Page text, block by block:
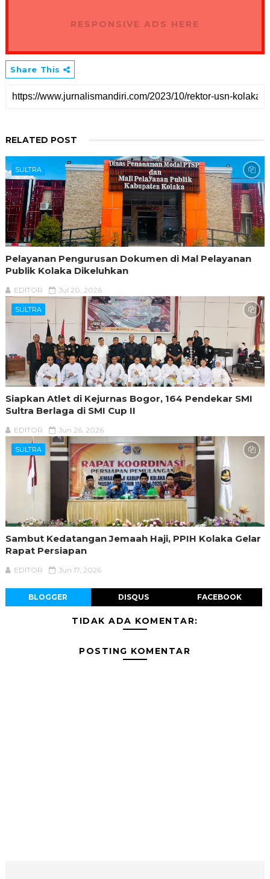
RESPONSIVE ADS HERE
Share This
RELATED POST
SULTRA
Pelayanan Pengurusan Dokumen di Mal Pelayanan
Publik Kolaka Dikeluhkan
EDITOR Jul 20, 2026
SULTRA
Siapkan Atlet di Kejurnas Bogor, 164 Pendekar SMI
Sultra Berlaga di SMI Cup II
EDITOR Jun 26, 2026
SULTRA
Sambut Kedatangan Jemaah Haji, PPIH Kolaka Gelar
Rapat Persiapan
EDITOR Jun 17, 2026
BLOGGER DISQUS FACEBOOK
TIDAK ADA KOMENTAR:
POSTING KOMENTAR